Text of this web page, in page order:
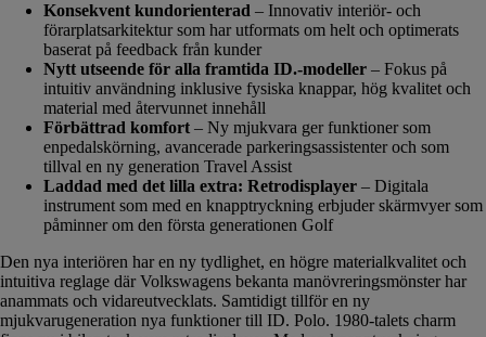
Konsekvent kundorienterad – Innovativ interiör- och
förarplatsarkitektur som har utformats om helt och optimerats
baserat på feedback från kunder
Nytt utseende för alla framtida ID.-modeller – Fokus på
intuitiv användning inklusive fysiska knappar, hög kvalitet och
material med återvunnet innehåll
Förbättrad komfort – Ny mjukvara ger funktioner som
enpedalskörning, avancerade parkeringsassistenter och som
tillval en ny generation Travel Assist
Laddad med det lilla extra: Retrodisplayer – Digitala
instrument som med en knapptryckning erbjuder skärmvyer som
påminner om den första generationen Golf
Den nya interiören har en ny tydlighet, en högre materialkvalitet och
intuitiva reglage där Volkswagens bekanta manövreringsmönster har
anammats och vidareutvecklats. Samtidigt tillför en ny
mjukvarugeneration nya funktioner till ID. Polo. 1980-talets charm